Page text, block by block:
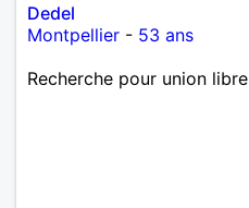
Dedel
Montpellier - 53 ans
Recherche pour union libre